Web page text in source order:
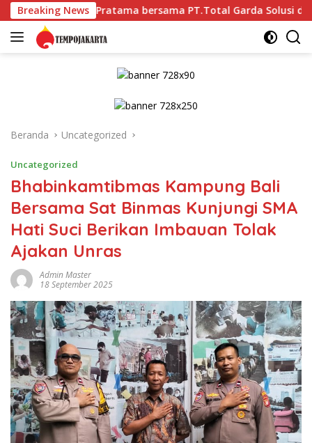
Langsung
ke
konten
Breaking News
Pratama bersama PT.Total Garda Solusi dan Direktorat
Beranda Uncategorized
Uncategorized
Bhabinkamtibmas Kampung Bali
Bersama Sat Binmas Kunjungi SMA
Hati Suci Berikan Imbauan Tolak
Ajakan Unras
Admin Master
18 September 2025